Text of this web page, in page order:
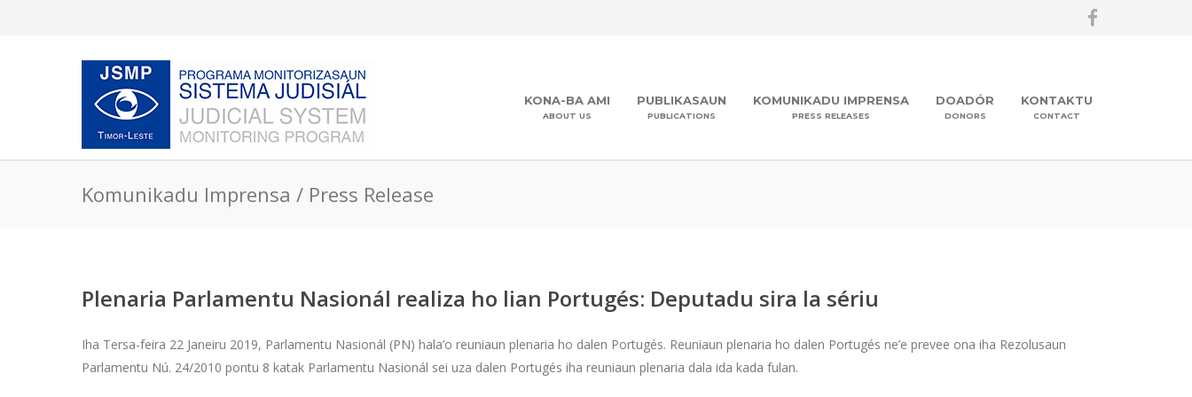
KONA-BA AMI
ABOUT US
PUBLIKASAUN
PUBLICATIONS
KOMUNIKADU IMPRENSA
PRESS RELEASES
DOADÓR
DONORS
KONTAKTU
CONTACT
Komunikadu Imprensa / Press Release
Plenaria Parlamentu Nasionál realiza ho lian Portugés: Deputadu sira la sériu
Iha Tersa-feira 22 Janeiru 2019, Parlamentu Nasionál (PN) hala’o reuniaun plenaria ho dalen Portugés. Reuniaun plenaria ho dalen Portugés ne’e prevee ona iha Rezolusaun
Parlamentu Nú. 24/2010 pontu 8 katak Parlamentu Nasionál sei uza dalen Portugés iha reuniaun plenaria dala ida kada fulan.